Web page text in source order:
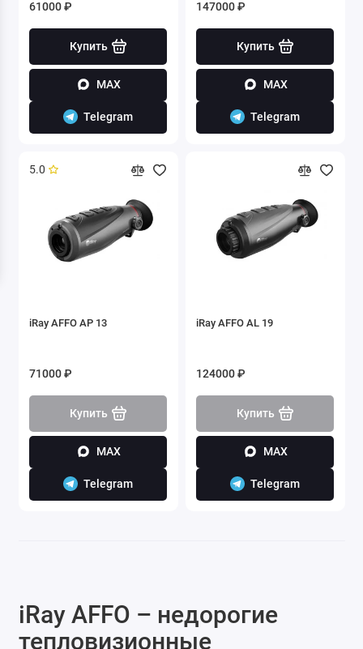
61000 ₽
Купить
MAX
Telegram
147000 ₽
Купить
MAX
Telegram
5.0
iRay AFFO AP 13
71000 ₽
Купить
MAX
Telegram
iRay AFFO AL 19
124000 ₽
Купить
MAX
Telegram
iRay AFFO – недорогие
тепловизионные